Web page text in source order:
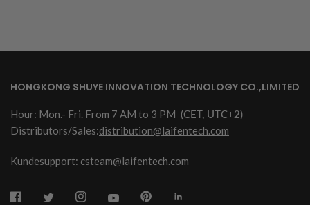
HONGKONG SHUYE INNOVATION TECHNOLOGY CO.,LIMITED
Hour: Mon.- Fri. From 7 AM to 3 PM (CET, UTC+2)
Distributors/Sales:distribution@laifentech.com
Kundesupport: csteam@laifentech.com